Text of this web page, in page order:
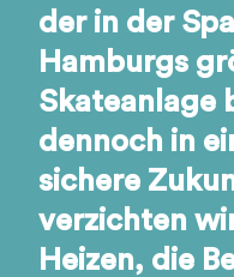
der in der
Hamburgs
Skateanlage
dennoch in
sichere
verzichten
Heizen, die